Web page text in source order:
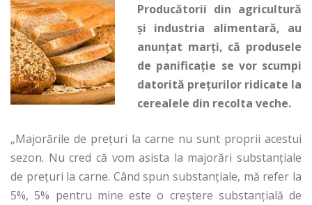
Producătorii din agricultură
și industria alimentară, au
anunțat marți, că produsele
de panificație se vor scumpi
datorită prețurilor ridicate la
cerealele din recolta veche.
„Majorările de preţuri la carne nu sunt proprii acestui
sezon. Nu cred că vom asista la majorări substanţiale
de preţuri la carne. Când spun substanţiale, mă refer la
5%, 5% pentru mine este o creştere substanţială de